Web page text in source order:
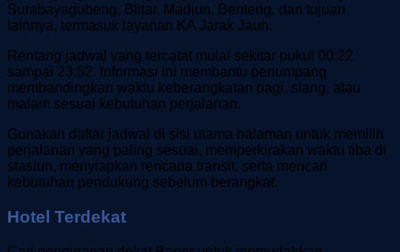
Surabayagubeng, Blitar, Madiun, Benteng, dan tujuan
lainnya, termasuk layanan KA Jarak Jauh.
Rentang jadwal yang tercatat mulai sekitar pukul 00:22
sampai 23:52. Informasi ini membantu penumpang
membandingkan waktu keberangkatan pagi, siang, atau
malam sesuai kebutuhan perjalanan.
Gunakan daftar jadwal di sisi utama halaman untuk memilih
perjalanan yang paling sesuai, memperkirakan waktu tiba di
stasiun, menyiapkan rencana transit, serta mencari
kebutuhan pendukung sebelum berangkat.
Hotel Terdekat